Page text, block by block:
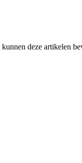
deze artikelen